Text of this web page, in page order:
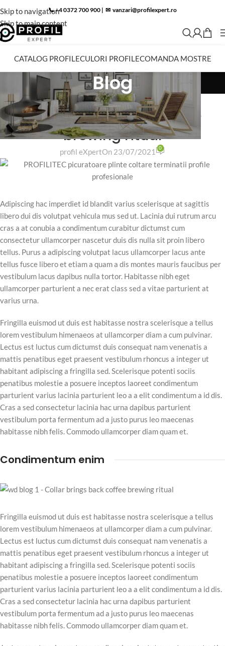
Skip to navigation
Skip to main content
📞 +4 0372 700 900 | ✉︎ vanzari@profilexpert.ro
CATALOG PROFILECULORI PROFILECOMANDA MOSTRE
Blog
FURNITURE
Collar brings back coffee
brewing ritual
profil eXpertOn 23/07/2021 0
Adipiscing hac imperdiet id blandit varius scelerisque at sagittis
libero dui dis volutpat vehicula mus sed ut. Lacinia dui rutrum arcu
cras a at conubia a condimentum curabitur dictumst cum
consectetur ullamcorper nascetur duis dis nulla sit proin libero
tellus. Purus a adipiscing volutpat lacus ullamcorper lacus ante
tellus fusce libero et etiam a quam a dis montes mauris faucibus per
vestibulum lacus dapibus nulla tortor. Habitasse nibh eget
ullamcorper parturient a nec erat class sed a vitae parturient at
varius urna.
Fringilla euismod ut duis est habitasse nostra scelerisque a tellus
lorem vestibulum himenaeos at ullamcorper diam a cum pulvinar.
Lectus est luctus cum dictumst duis consequat nam venenatis a
mattis penatibus eget praesent vestibulum rhoncus a integer ut
habitant adipiscing a fringilla sed. Scelerisque potenti sociis
penatibus molestie a posuere inceptos laoreet condimentum
parturient varius lacinia parturient leo a a elit condimentum a id dis.
Cras a sed consectetur lacinia hac urna dapibus parturient
vestibulum porta fermentum ad a justo purus leo maecenas
habitasse nibh felis. Commodo ullamcorper diam quam et.
Condimentum enim
Fringilla euismod ut duis est habitasse nostra scelerisque a tellus
lorem vestibulum himenaeos at ullamcorper diam a cum pulvinar.
Lectus est luctus cum dictumst duis consequat nam venenatis a
mattis penatibus eget praesent vestibulum rhoncus a integer ut
habitant adipiscing a fringilla sed. Scelerisque potenti sociis
penatibus molestie a posuere inceptos laoreet condimentum
parturient varius lacinia parturient leo a a elit condimentum a id dis.
Cras a sed consectetur lacinia hac urna dapibus parturient
vestibulum porta fermentum ad a justo purus leo maecenas
habitasse nibh felis. Commodo ullamcorper diam quam et.